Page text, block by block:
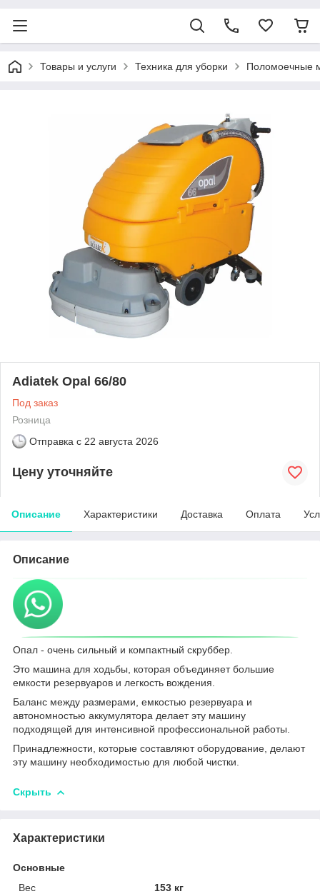
Товары и услуги Техника для уборки Поломоечные
Adiatek Opal 66/80
Под заказ
Розница
Отправка с 22 августа 2026
Цену уточняйте
Описание Характеристики Доставка Оплата
Описание
Опал - очень сильный и компактный скруббер.
Это машина для ходьбы, которая объединяет большие
емкости резервуаров и легкость вождения.
Баланс между размерами, емкостью резервуара и
автономностью аккумулятора делает эту машину
подходящей для интенсивной профессиональной работы.
Принадлежности, которые составляют оборудование, делают
эту машину необходимостью для любой чистки.
Скрыть
Характеристики
Основные
Вес
153 кг